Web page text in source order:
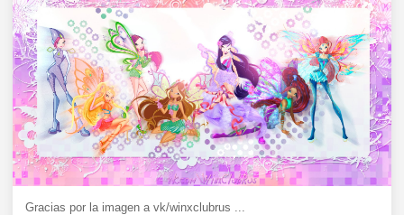
Gracias por la imagen a vk/winxclubrus ...